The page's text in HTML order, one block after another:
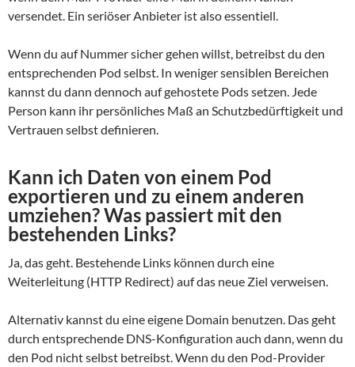
versendet. Ein seriöser Anbieter ist also essentiell.
Wenn du auf Nummer sicher gehen willst, betreibst du den
entsprechenden Pod selbst. In weniger sensiblen Bereichen
kannst du dann dennoch auf gehostete Pods setzen. Jede
Person kann ihr persönliches Maß an Schutzbedürftigkeit und
Vertrauen selbst definieren.
Kann ich Daten von einem Pod
exportieren und zu einem anderen
umziehen? Was passiert mit den
bestehenden Links?
Ja, das geht. Bestehende Links können durch eine
Weiterleitung (HTTP Redirect) auf das neue Ziel verweisen.
Alternativ kannst du eine eigene Domain benutzen. Das geht
durch entsprechende DNS-Konfiguration auch dann, wenn du
den Pod nicht selbst betreibst. Wenn du den Pod-Provider